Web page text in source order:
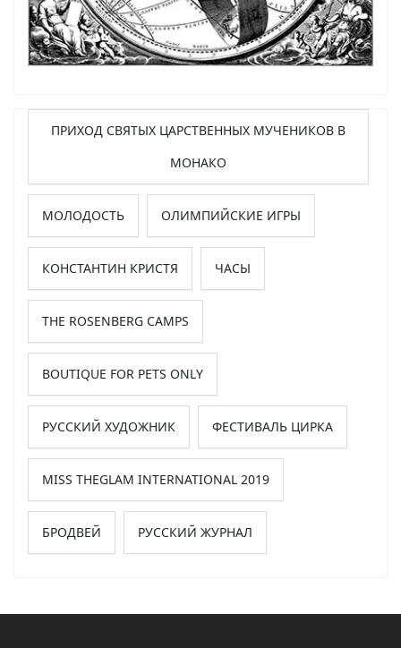
ПРИХОД СВЯТЫХ ЦАРСТВЕННЫХ МУЧЕНИКОВ В
МОНАКО
МОЛОДОСТЬ ОЛИМПИЙСКИЕ ИГРЫ
КОНСТАНТИН КРИСТЯ ЧАСЫ
THE ROSENBERG CAMPS
BOUTIQUE FOR PETS ONLY
РУССКИЙ ХУДОЖНИК ФЕСТИВАЛЬ ЦИРКА
MISS THEGLAM INTERNATIONAL 2019
БРОДВЕЙ РУССКИЙ ЖУРНАЛ